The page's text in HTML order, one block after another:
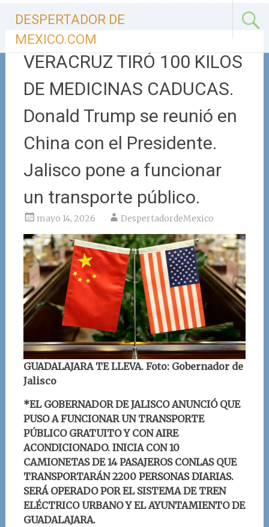
contenido
DESPERTADOR DE
MEXICO.COM
VERACRUZ TIRÓ 100 KILOS
DE MEDICINAS CADUCAS.
Donald Trump se reunió en
China con el Presidente.
Jalisco pone a funcionar
un transporte público.
mayo 14, 2026 DespertadordeMexico
GUADALAJARA TE LLEVA. Foto: Gobernador de
Jalisco
*EL GOBERNADOR DE JALISCO ANUNCIÓ QUE
PUSO A FUNCIONAR UN TRANSPORTE
PÚBLICO GRATUITO Y CON AIRE
ACONDICIONADO. INICIA CON 10
CAMIONETAS DE 14 PASAJEROS CONLAS QUE
TRANSPORTARÁN 2200 PERSONAS DIARIAS.
SERÁ OPERADO POR EL SISTEMA DE TREN
ELÉCTRICO URBANO Y EL AYUNTAMIENTO DE
GUADALAJARA.